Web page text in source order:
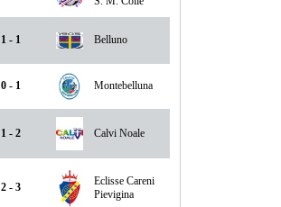
1 - 1 Belluno
0 - 1 Montebelluna
1 - 2 Calvi Noale
2 - 3
Eclisse Careni
Pievigina